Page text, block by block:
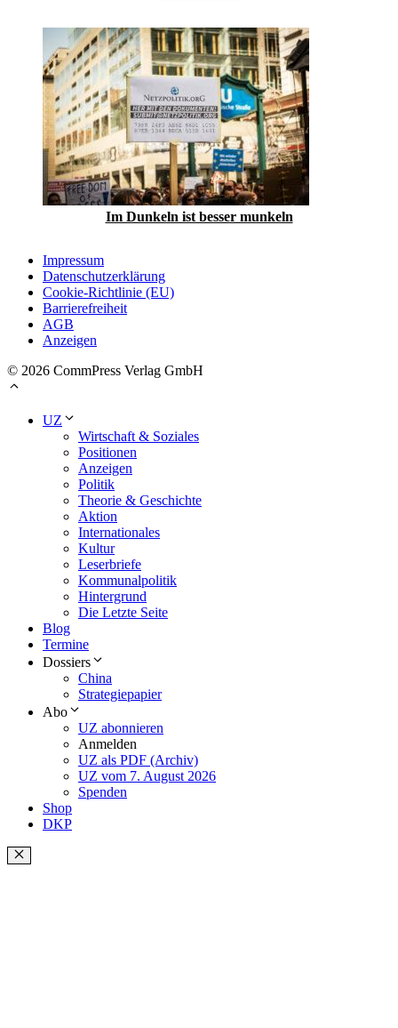
Im Dunkeln ist besser munkeln
Impressum
Datenschutzerklärung
Cookie-Richtlinie (EU)
Barrierefreiheit
AGB
Anzeigen
© 2026 CommPress Verlag GmbH
UZ
Wirtschaft & Soziales
Positionen
Anzeigen
Politik
Theorie & Geschichte
Aktion
Internationales
Kultur
Leserbriefe
Kommunalpolitik
Hintergrund
Die Letzte Seite
Blog
Termine
Dossiers
China
Strategiepapier
Abo
UZ abonnieren
Anmelden
UZ als PDF (Archiv)
UZ vom 7. August 2026
Spenden
Shop
DKP
Schließen